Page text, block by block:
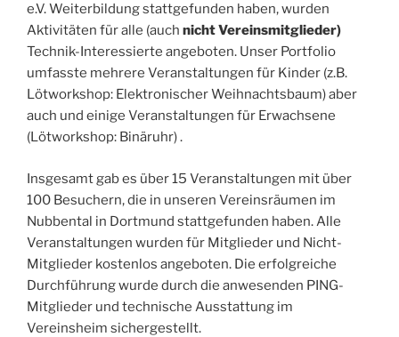
e.V. Weiterbildung stattgefunden haben, wurden
Aktivitäten für alle (auch nicht Vereinsmitglieder)
Technik-Interessierte angeboten. Unser Portfolio
umfasste mehrere Veranstaltungen für Kinder (z.B.
Lötworkshop: Elektronischer Weihnachtsbaum) aber
auch und einige Veranstaltungen für Erwachsene
(Lötworkshop: Binäruhr) .
Insgesamt gab es über 15 Veranstaltungen mit über
100 Besuchern, die in unseren Vereinsräumen im
Nubbental in Dortmund stattgefunden haben. Alle
Veranstaltungen wurden für Mitglieder und Nicht-
Mitglieder kostenlos angeboten. Die erfolgreiche
Durchführung wurde durch die anwesenden PING-
Mitglieder und technische Ausstattung im
Vereinsheim sichergestellt.